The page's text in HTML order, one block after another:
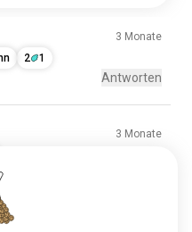
3 Monate
2 1
Antworten
3 Monate